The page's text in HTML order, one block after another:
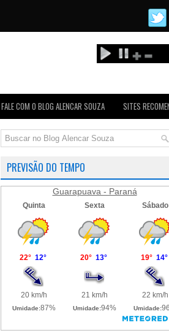
FALE COM O BLOG ALENCAR SOUZA SITES
PREVISÃO DO TEMPO
Guarapuava - Paraná